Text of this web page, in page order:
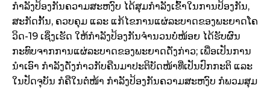
ກຳລັງປ້ອງກັນຄວາມສະຫງົບ ໄດ້ສຸມກຳລັງເຂົ້າໃນການປ້ອງກັນ,
ສະກັດກັ້ນ, ຄວບຄຸມ ແລະ ແກ້ໄຂການແຜ່ລະບາດຂອງພະຍາດໂຄ
ວິດ-19 ເຊິ່ງເຮັດ ໃຫ້ກຳລັງປ້ອງກັນຈຳນວນບໍ່ໜ້ອຍ ໄດ້ຮັບຜົນ
ກະທົບຈາກການແຜ່ລະບາດຂອງພະຍາດດັ່ງກ່າວ; ເພື່ອເປັນການ
ນຳເອົາ ກຳລັງດັ່ງກ່າວກັບຄືນມາປະຕິບັດໜ້າທີ່ເປັນປົກກະຕິ ແລະ
ໃນປັດຈຸບັນ ກໍຄືໃນຕໍ່ໜ້າ ກຳລັງປ້ອງກັນຄວາມສະຫງົບ ກໍພວມສຸມ